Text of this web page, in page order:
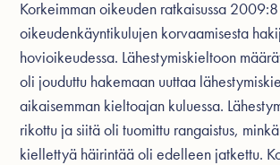
Korkeimman oikeuden ratkaisussa
oikeudenkäyntikulujen korvaamisesta
hovioikeudessa. Lähestymiskieltoon
oli jouduttu hakemaan uuttaa
aikaisemman kieltoajan kuluessa.
rikottu ja siitä oli tuomittu rangaistus,
kiellettyä häirintää oli edelleen jatkettu.